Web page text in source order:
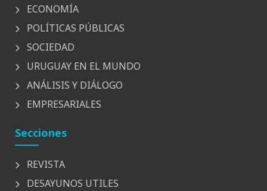
ECONOMÍA
POLÍTICAS PÚBLICAS
SOCIEDAD
URUGUAY EN EL MUNDO
ANÁLISIS Y DIÁLOGO
EMPRESARIALES
Secciones
REVISTA
DESAYUNOS UTILES